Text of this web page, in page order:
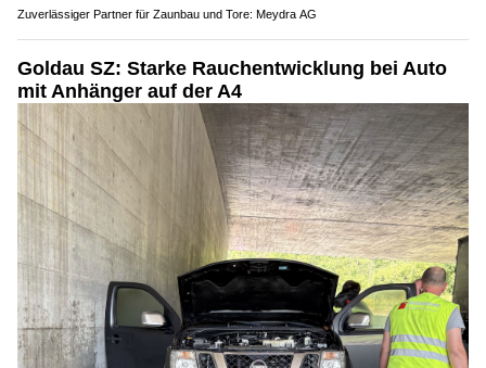
Zuverlässiger Partner für Zaunbau und Tore: Meydra AG
Goldau SZ: Starke Rauchentwicklung bei Auto
mit Anhänger auf der A4